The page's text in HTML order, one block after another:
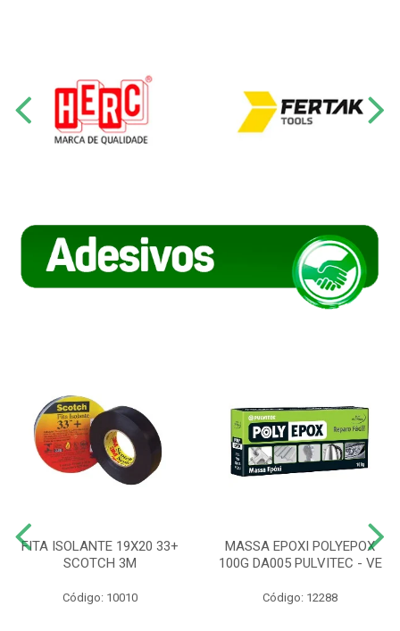
FITA ISOLANTE 19X20 33+
SCOTCH 3M
Código: 10010
MASSA EPOXI POLYEPOX
100G DA005 PULVITEC - VE
Código: 12288